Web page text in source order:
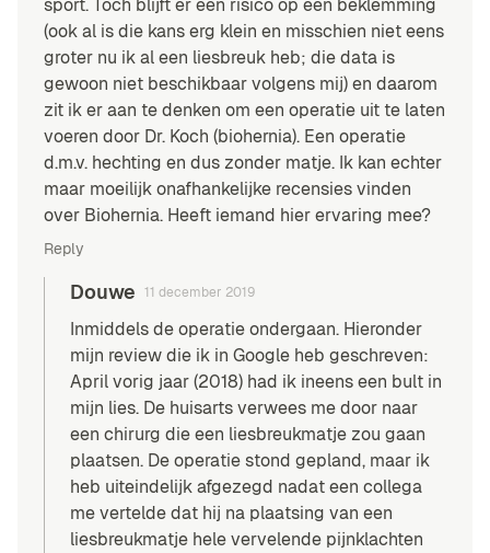
sport. Toch blijft er een risico op een beklemming
(ook al is die kans erg klein en misschien niet eens
groter nu ik al een liesbreuk heb; die data is
gewoon niet beschikbaar volgens mij) en daarom
zit ik er aan te denken om een operatie uit te laten
voeren door Dr. Koch (biohernia). Een operatie
d.m.v. hechting en dus zonder matje. Ik kan echter
maar moeilijk onafhankelijke recensies vinden
over Biohernia. Heeft iemand hier ervaring mee?
Reply
Douwe 11 december 2019
Inmiddels de operatie ondergaan. Hieronder
mijn review die ik in Google heb geschreven:
April vorig jaar (2018) had ik ineens een bult in
mijn lies. De huisarts verwees me door naar
een chirurg die een liesbreukmatje zou gaan
plaatsen. De operatie stond gepland, maar ik
heb uiteindelijk afgezegd nadat een collega
me vertelde dat hij na plaatsing van een
liesbreukmatje hele vervelende pijnklachten